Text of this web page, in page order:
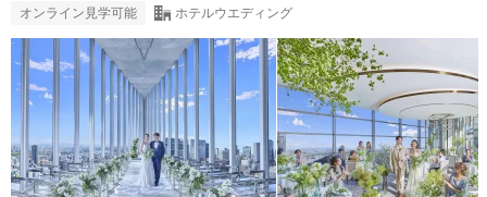
オンライン見学可能 ホテルウエディング